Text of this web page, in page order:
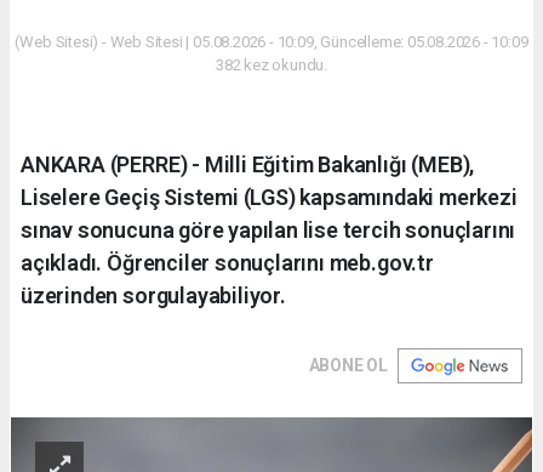
(Web Sitesi) - Web Sitesi | 05.08.2026 - 10:09, Güncelleme: 05.08.2026 - 10:09
382 kez okundu.
ANKARA (PERRE) - Milli Eğitim Bakanlığı (MEB),
Liselere Geçiş Sistemi (LGS) kapsamındaki merkezi
sınav sonucuna göre yapılan lise tercih sonuçlarını
açıkladı. Öğrenciler sonuçlarını meb.gov.tr
üzerinden sorgulayabiliyor.
ABONE OL